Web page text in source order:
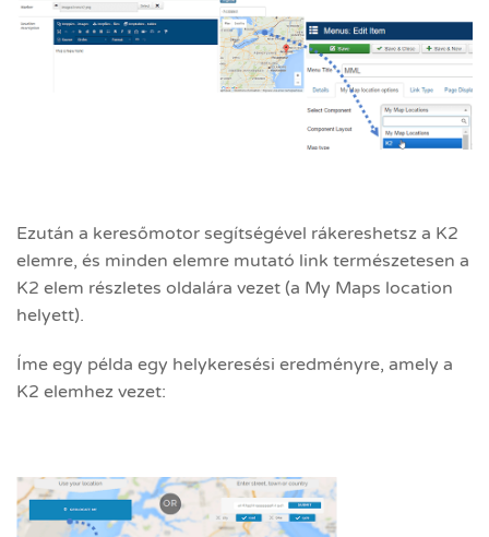
Ezután a keresőmotor segítségével rákereshetsz a K2
elemre, és minden elemre mutató link természetesen a
K2 elem részletes oldalára vezet (a My Maps location
helyett).
Íme egy példa egy helykeresési eredményre, amely a
K2 elemhez vezet: